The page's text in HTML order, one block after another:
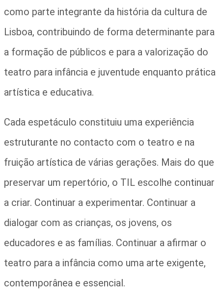
como parte integrante da história da cultura de
Lisboa, contribuindo de forma determinante para
a formação de públicos e para a valorização do
teatro para infância e juventude enquanto prática
artística e educativa.
Cada espetáculo constituiu uma experiência
estruturante no contacto com o teatro e na
fruição artística de várias gerações. Mais do que
preservar um repertório, o TIL escolhe continuar
a criar. Continuar a experimentar. Continuar a
dialogar com as crianças, os jovens, os
educadores e as famílias. Continuar a afirmar o
teatro para a infância como uma arte exigente,
contemporânea e essencial.